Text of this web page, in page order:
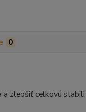
0
a zlepšiť celkovú